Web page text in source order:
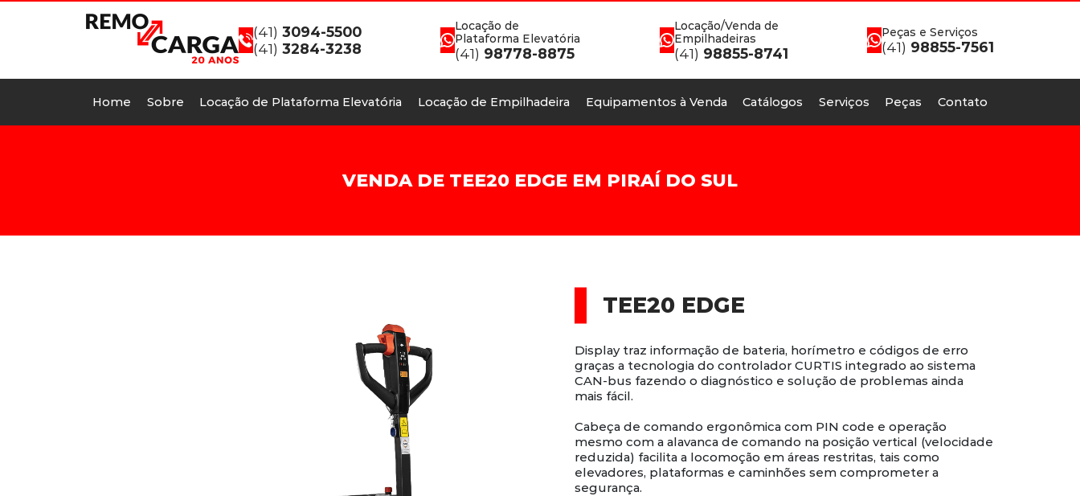
(41) 3094-5500
(41) 3284-3238
Locação de
Plataforma Elevatória
(41) 98778-8875
Locação/Venda de
Empilhadeiras
(41) 98855-8741
Peças e Serviços
(41) 98855-7561
Home Sobre Locação de Plataforma Elevatória Locação de Empilhadeira Equipamentos à Venda Catálogos Serviços Peças Contato
VENDA DE TEE20 EDGE EM PIRAÍ DO SUL
TEE20 EDGE
Display traz informação de bateria, horímetro e códigos de erro
graças a tecnologia do controlador CURTIS integrado ao sistema
CAN-bus fazendo o diagnóstico e solução de problemas ainda
mais fácil.
Cabeça de comando ergonômica com PIN code e operação
mesmo com a alavanca de comando na posição vertical (velocidade
reduzida) facilita a locomoção em áreas restritas, tais como
elevadores, plataformas e caminhões sem comprometer a
segurança.